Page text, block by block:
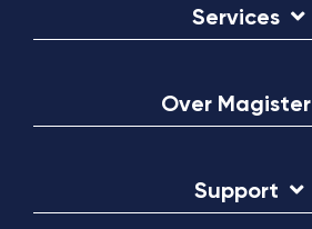
Services
Over Magister
Support